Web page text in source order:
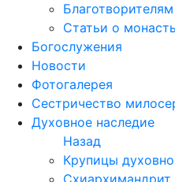
Благотворителям
Статьи о
Богослужения
Новости
Фотогалерея
Сестричество
Духовное наследие
Назад
Крупицы